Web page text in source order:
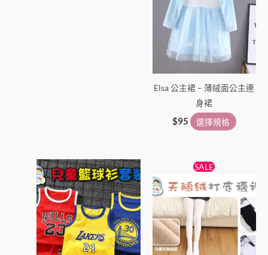
Elsa 公主裙 – 薄絨面公主連
身裙
$95 選擇規格
選
擇
此
產
品
有
多
種
SALE
價
格：
$38。
目
前
價
格：
$25。
產
品
有
多
種